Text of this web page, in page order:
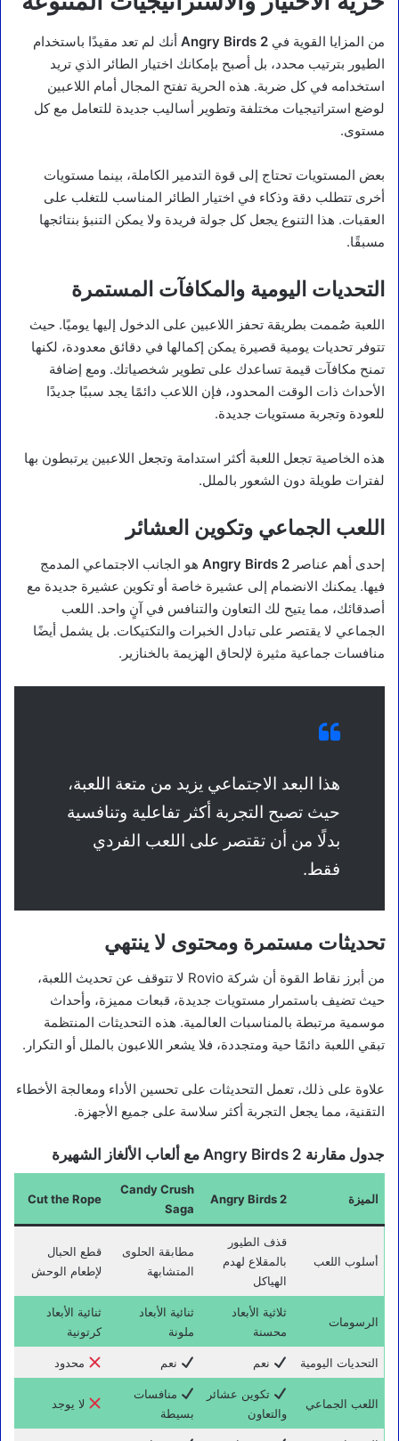
من المزايا القوية في Angry Birds 2 أنك لم تعد مقيدًا باستخدام
الطيور بترتيب محدد، بل أصبح بإمكانك اختيار الطائر الذي تريد
استخدامه في كل ضربة. هذه الحرية تفتح المجال أمام اللاعبين
لوضع استراتيجيات مختلفة وتطوير أساليب جديدة للتعامل مع كل
مستوى.
بعض المستويات تحتاج إلى قوة التدمير الكاملة، بينما مستويات
أخرى تتطلب دقة وذكاء في اختيار الطائر المناسب للتغلب على
العقبات. هذا التنوع يجعل كل جولة فريدة ولا يمكن التنبؤ بنتائجها
مسبقًا.
التحديات اليومية والمكافآت المستمرة
اللعبة صُممت بطريقة تحفز اللاعبين على الدخول إليها يوميًا. حيث
تتوفر تحديات يومية قصيرة يمكن إكمالها في دقائق معدودة، لكنها
تمنح مكافآت قيمة تساعدك على تطوير شخصياتك. ومع إضافة
الأحداث ذات الوقت المحدود، فإن اللاعب دائمًا يجد سببًا جديدًا
للعودة وتجربة مستويات جديدة.
هذه الخاصية تجعل اللعبة أكثر استدامة وتجعل اللاعبين يرتبطون بها
لفترات طويلة دون الشعور بالملل.
اللعب الجماعي وتكوين العشائر
إحدى أهم عناصر Angry Birds 2 هو الجانب الاجتماعي المدمج
فيها. يمكنك الانضمام إلى عشيرة خاصة أو تكوين عشيرة جديدة مع
أصدقائك، مما يتيح لك التعاون والتنافس في آنٍ واحد. اللعب
الجماعي لا يقتصر على تبادل الخبرات والتكتيكات. بل يشمل أيضًا
منافسات جماعية مثيرة لإلحاق الهزيمة بالخنازير.
هذا البعد الاجتماعي يزيد من متعة اللعبة،
حيث تصبح التجربة أكثر تفاعلية وتنافسية
بدلًا من أن تقتصر على اللعب الفردي
فقط.
تحديثات مستمرة ومحتوى لا ينتهي
من أبرز نقاط القوة أن شركة Rovio لا تتوقف عن تحديث اللعبة،
حيث تضيف باستمرار مستويات جديدة، قبعات مميزة، وأحداث
موسمية مرتبطة بالمناسبات العالمية. هذه التحديثات المنتظمة
تبقي اللعبة دائمًا حية ومتجددة، فلا يشعر اللاعبون بالملل أو التكرار.
علاوة على ذلك، تعمل التحديثات على تحسين الأداء ومعالجة الأخطاء
التقنية، مما يجعل التجربة أكثر سلاسة على جميع الأجهزة.
جدول مقارنة Angry Birds 2 مع ألعاب الألغاز الشهيرة
الميزة Angry Birds 2
Candy Crush
Saga
Cut the Rope
أسلوب اللعب
قذف الطيور
بالمقلاع لهدم
الهياكل
مطابقة الحلوى
المتشابهة
قطع الحبال
لإطعام الوحش
الرسومات
ثلاثية الأبعاد
محسنة
ثنائية الأبعاد
ملونة
ثنائية الأبعاد
كرتونية
التحديات اليومية نعم نعم محدود
اللعب الجماعي
تكوين عشائر
والتعاون
منافسات
بسيطة
لا يوجد